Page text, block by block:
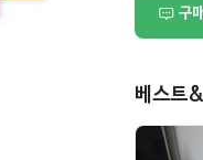
구
베스트